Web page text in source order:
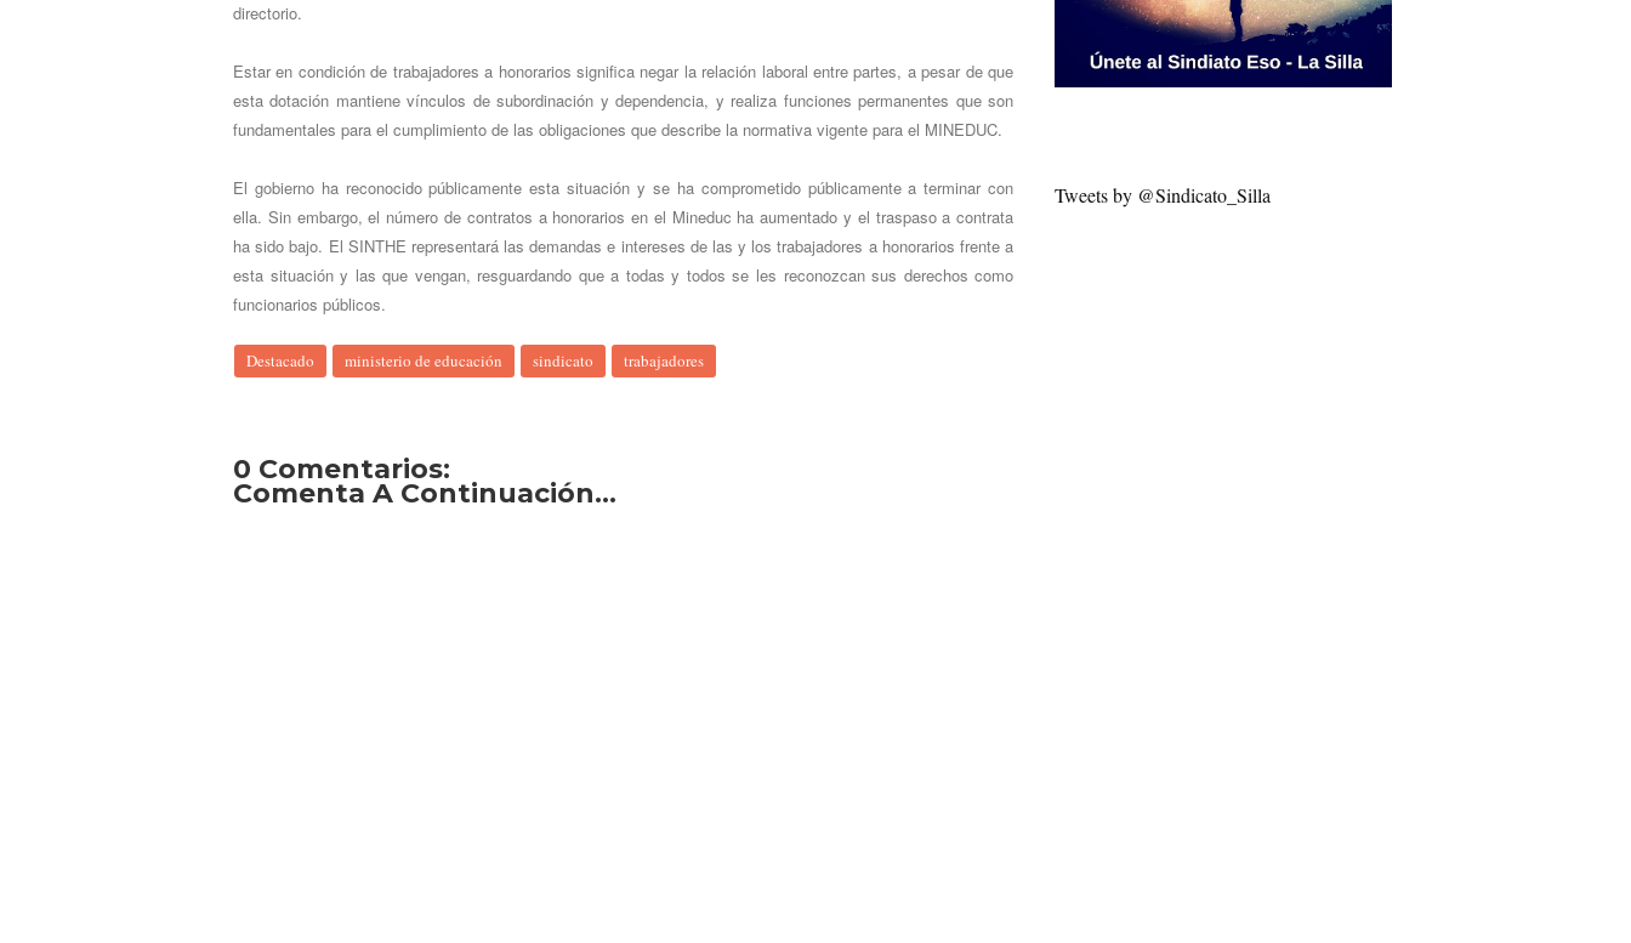
directorio.
Estar en condición de trabajadores a honorarios significa negar la relación laboral entre partes, a pesar de que
esta dotación mantiene vínculos de subordinación y dependencia, y realiza funciones permanentes que son
fundamentales para el cumplimiento de las obligaciones que describe la normativa vigente para el MINEDUC.
El gobierno ha reconocido públicamente esta situación y se ha comprometido públicamente a terminar con
ella. Sin embargo, el número de contratos a honorarios en el Mineduc ha aumentado y el traspaso a contrata
ha sido bajo. El SINTHE representará las demandas e intereses de las y los trabajadores a honorarios frente a
esta situación y las que vengan, resguardando que a todas y todos se les reconozcan sus derechos como
funcionarios públicos.
Destacado ministerio de educación sindicato trabajadores
0 Comentarios:
Comenta A Continuación...
Tweets by @Sindicato_Silla